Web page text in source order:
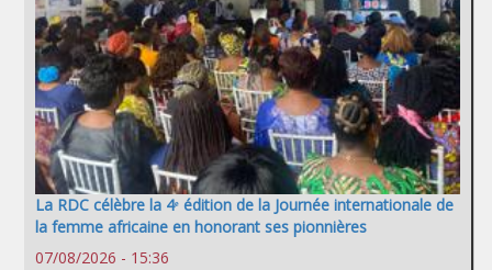
La RDC célèbre la 4ᵉ édition de la Journée internationale de
la femme africaine en honorant ses pionnières
07/08/2026 - 15:36